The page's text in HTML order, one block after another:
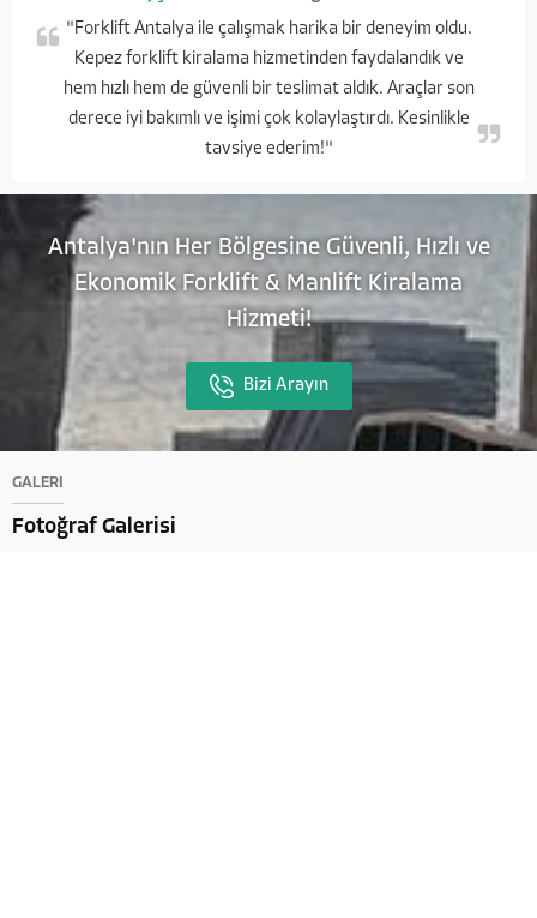
"Forklift Antalya ile çalışmak harika bir deneyim oldu.
Kepez forklift kiralama hizmetinden faydalandık ve
hem hızlı hem de güvenli bir teslimat aldık. Araçlar son
derece iyi bakımlı ve işimi çok kolaylaştırdı. Kesinlikle
tavsiye ederim!"
Antalya'nın Her Bölgesine Güvenli, Hızlı ve
Ekonomik Forklift & Manlift Kiralama
Hizmeti!
Bizi Arayın
GALERİ
Fotoğraf Galerisi